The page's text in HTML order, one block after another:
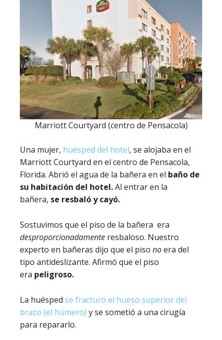
Marriott Courtyard (centro de Pensacola)
Una mujer, huésped del hotel, se alojaba en el
Marriott Courtyard en el centro de Pensacola,
Florida. Abrió el agua de la bañera en el baño de
su habitación del hotel.Al entrar en la
bañera, se resbaló y cayó.
Sostuvimos que el piso de la bañera era
desproporcionadamente resbaloso. Nuestro
experto en bañeras dijo que el piso noera del
tipo antideslizante. Afirmó que el piso
era peligroso.
La huésped se fracturó el hueso superior del
brazo (el húmero) y se sometió a una cirugía
para repararlo.